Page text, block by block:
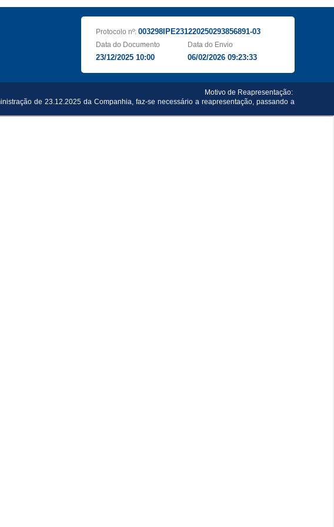
Protocolo nº: 003298IPE231220250293856891-03
Data do Documento
23/12/2025 10:00
Data do Envio
06/02/2026 09:23:33
Motivo de Reapresentação:
de 23.12.2025 da Companhia, faz-se necessário a reapresentação, passando a